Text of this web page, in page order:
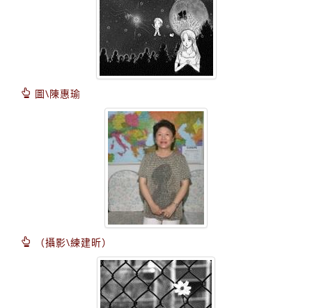
圖\陳惠瑜
（攝影\練建昕）